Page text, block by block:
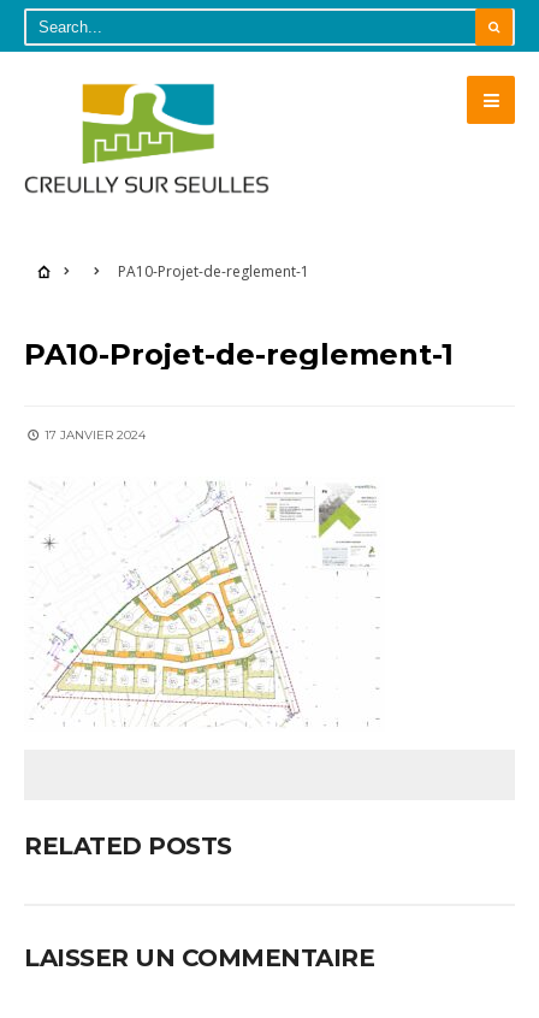
PA10-Projet-de-reglement-1
PA10-Projet-de-reglement-1
17 JANVIER 2024
RELATED POSTS
LAISSER UN COMMENTAIRE